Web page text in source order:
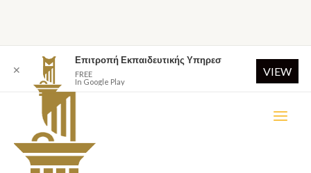
✕
Επιτροπή Εκπαιδευτικής Υπηρεσ
FREE
In Google Play
VIEW